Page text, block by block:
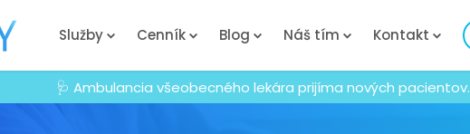
Služby Cenník Blog Náš tím Kontakt
🩺 Ambulancia všeobecného lekára prijíma nových pacientov.